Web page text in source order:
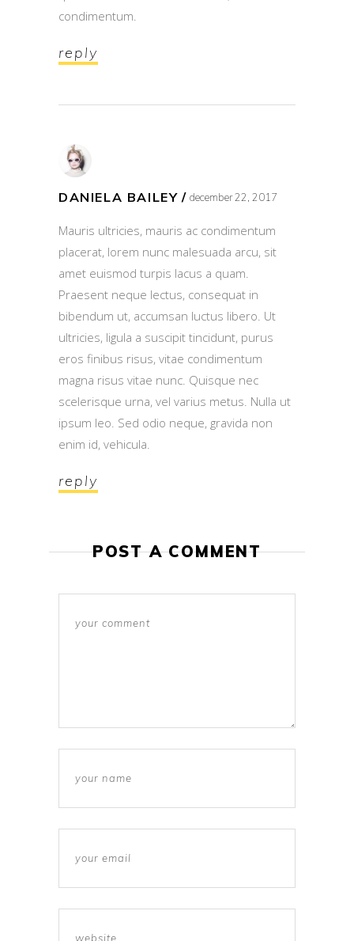
condimentum.
reply
DANIELA BAILEY december 22, 2017
Mauris ultricies, mauris ac condimentum
placerat, lorem nunc malesuada arcu, sit
amet euismod turpis lacus a quam.
Praesent neque lectus, consequat in
bibendum ut, accumsan luctus libero. Ut
ultricies, ligula a suscipit tincidunt, purus
eros finibus risus, vitae condimentum
magna risus vitae nunc. Quisque nec
scelerisque urna, vel varius metus. Nulla ut
ipsum leo. Sed odio neque, gravida non
enim id, vehicula.
reply
POST A COMMENT